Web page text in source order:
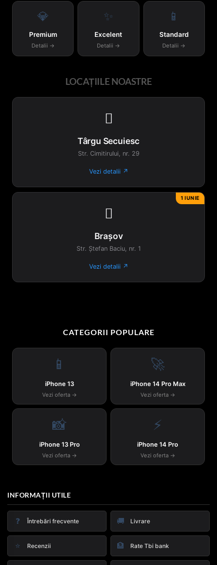
💎
Premium
Detalii →
✨
Excelent
Detalii →
📱
Standard
Detalii →
LOCAȚIILE NOASTRE

Târgu Secuiesc
Str. Cimitirului, nr. 29
Vezi detalii ↗
1 IUNIE

Brașov
Str. Ștefan Baciu, nr. 1
Vezi detalii ↗
CATEGORII POPULARE
📱
iPhone 13
Vezi oferta →
🚀
iPhone 14 Pro Max
Vezi oferta →
📸
iPhone 13 Pro
Vezi oferta →
⚡
iPhone 14 Pro
Vezi oferta →
INFORMAȚII UTILE
❓ Întrebări frecvente 🚚 Livrare
⭐ Recenzii 🏦 Rate Tbi bank